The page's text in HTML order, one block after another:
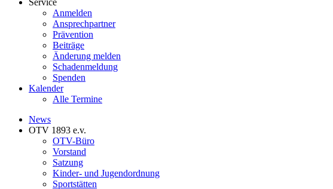
Service
Anmelden
Ansprechpartner
Prävention
Beiträge
Änderung melden
Schadenmeldung
Spenden
Kalender
Alle Termine
News
OTV 1893 e.v.
OTV-Büro
Vorstand
Satzung
Kinder- und Jugendordnung
Sportstätten